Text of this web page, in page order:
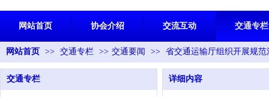
网站首页 协会介绍 交流互动 交通专栏
网站首页 >> 交通专栏 >> 交通要闻 >> 省交通运输厅组织开展规
交通专栏 详细内容